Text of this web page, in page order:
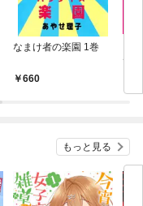
なまけ者の楽園 1巻
660
て…
もっと見る